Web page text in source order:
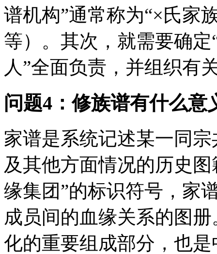
谱机构”通常称为“×氏家
等）。其次，就需要确
人”全面负责，并组织有
问题4：修族谱有什么意
家谱是系统记述某一同
及其他方面情况的历史
缘集团”的标识符号，家
成员间的血缘关系的图
化的重要组成部分，也